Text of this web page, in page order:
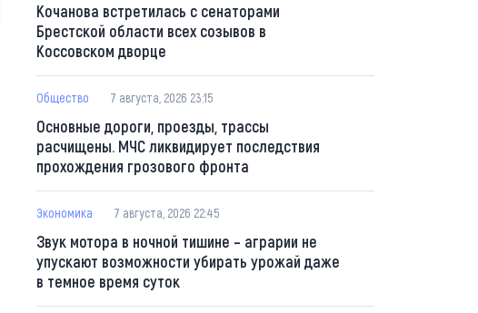
Кочанова встретилась с сенаторами
Брестской области всех созывов в
Коссовском дворце
Общество 7 августа, 2026 23:15
Основные дороги, проезды, трассы
расчищены. МЧС ликвидирует последствия
прохождения грозового фронта
Экономика 7 августа, 2026 22:45
Звук мотора в ночной тишине – аграрии не
упускают возможности убирать урожай даже
в темное время суток